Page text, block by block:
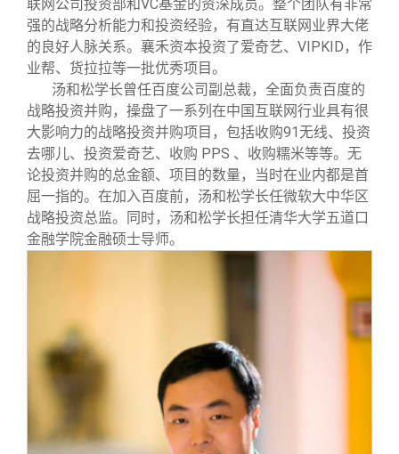
联网公司投资部和VC基金的资深成员。整个团队有非常
强的战略分析能力和投资经验，有直达互联网业界大佬
的良好人脉关系。襄禾资本投资了爱奇艺、VIPKID，作
业帮、货拉拉等一批优秀项目。
汤和松学长曾任百度公司副总裁，全面负责百度的
战略投资并购，操盘了一系列在中国互联网行业具有很
大影响力的战略投资并购项目，包括收购91无线、投资
去哪儿、投资爱奇艺、收购 PPS 、收购糯米等等。无
论投资并购的总金额、项目的数量，当时在业内都是首
屈一指的。在加入百度前，汤和松学长任微软大中华区
战略投资总监。同时，汤和松学长担任清华大学五道口
金融学院金融硕士导师。